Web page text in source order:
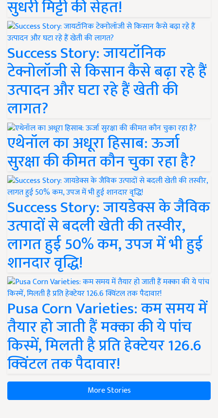
सुधरी मिट्टी की सेहत!
Success Story: जायटॉनिक
टेक्नोलॉजी से किसान कैसे बढ़ा रहे हैं
उत्पादन और घटा रहे हैं खेती की
लागत?
एथेनॉल का अधूरा हिसाब: ऊर्जा
सुरक्षा की कीमत कौन चुका रहा है?
Success Story: जायडेक्स के जैविक
उत्पादों से बदली खेती की तस्वीर,
लागत हुई 50% कम, उपज में भी हुई
शानदार वृद्धि!
Pusa Corn Varieties: कम समय में
तैयार हो जाती हैं मक्का की ये पांच
किस्में, मिलती है प्रति हेक्टेयर 126.6
क्विंटल तक पैदावार!
More Stories